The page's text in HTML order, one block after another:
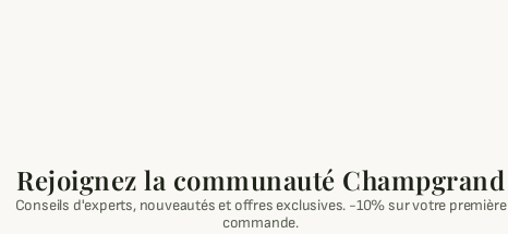
Rejoignez la communauté Champgrand
Conseils d'experts, nouveautés et offres exclusives. -10% sur votre première
commande.